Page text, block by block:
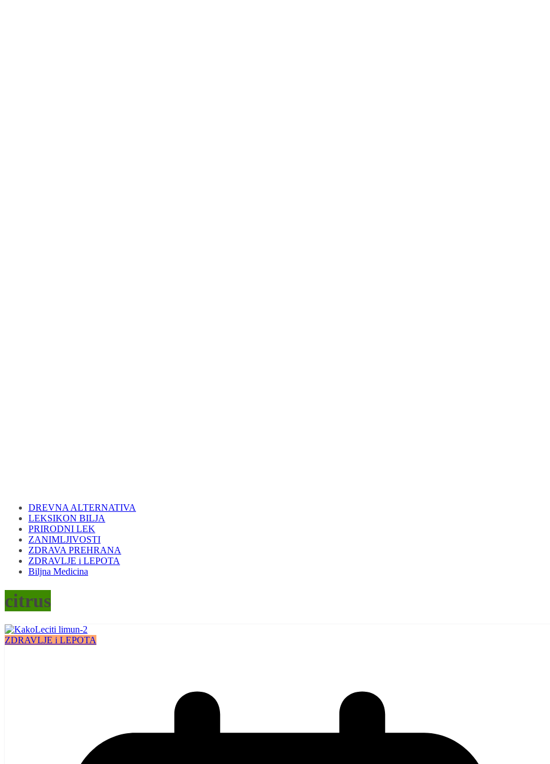
DREVNA ALTERNATIVA
LEKSIKON BILJA
PRIRODNI LEK
ZANIMLJIVOSTI
ZDRAVA PREHRANA
ZDRAVLJE i LEPOTA
Biljna Medicina
citrus
ZDRAVLJE i LEPOTA